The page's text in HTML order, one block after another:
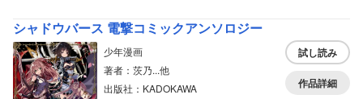
シャドウバース 電撃コミックアンソロジー
少年漫画
著者：茨乃...他
出版社：KADOKAWA
試し読み
作品詳細